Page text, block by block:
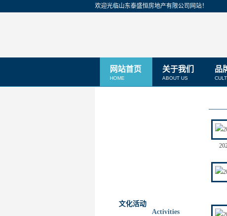
欢迎光临山东泰盛恒房地产有限公司网站！
网站首页
HOME
关于我们
ABOUT US
品
文化活动
Activities